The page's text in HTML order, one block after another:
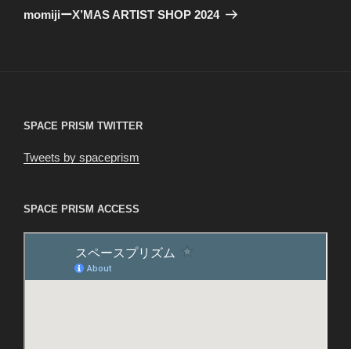
ゲ
の
momijiーX’MAS ARTIST SHOP 2024
SPACE PRISM TWITTER
Tweets by spaceprism
SPACE PRISM ACCESS